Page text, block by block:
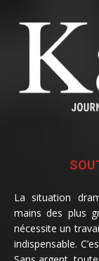
La situation
mains des plus
nécessite un
indispensable.